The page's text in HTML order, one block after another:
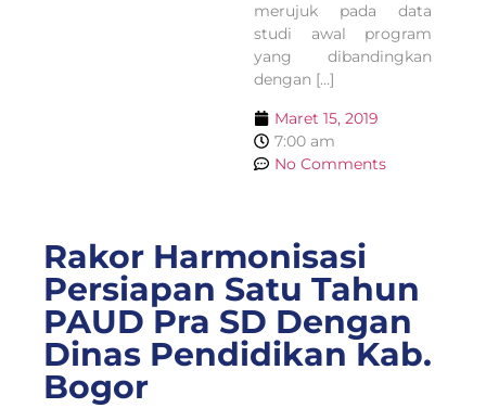
merujuk pada data
studi awal program
yang dibandingkan
dengan […]
Maret 15, 2019
7:00 am
No Comments
Rakor Harmonisasi
Persiapan Satu Tahun
PAUD Pra SD Dengan
Dinas Pendidikan Kab.
Bogor